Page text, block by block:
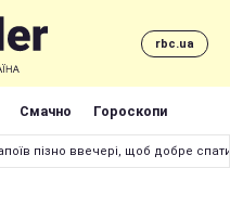
rbc.ua
Смачно Гороскопи
пізно ввечері, щоб добре